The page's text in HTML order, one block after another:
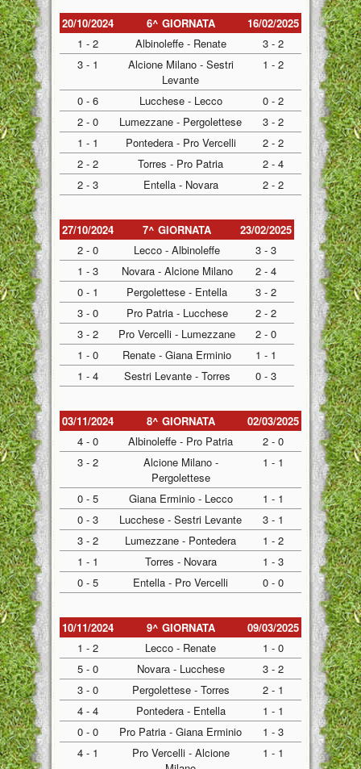
20/10/2024 6^ GIORNATA
16/02/2025
1 - 2
Albinoleffe - Renate
3 - 2
3 - 1
Alcione Milano - Sestri
Levante
1 - 2
0 - 6 Lucchese - Lecco
0 - 2
2 - 0
Lumezzane - Pergolettese
3 - 2
1 - 1
Pontedera - Pro Vercelli
2 - 2
2 - 2
Torres - Pro Patria
2 - 4
2 - 3
Entella - Novara 2 - 2
27/10/2024 7^ GIORNATA
23/02/2025
2 - 0
Lecco - Albinoleffe
3 - 3
1 - 3
Novara - Alcione Milano
2 - 4
0 - 1
Pergolettese - Entella
3 - 2
3 - 0
Pro Patria - Lucchese
2 - 2
3 - 2
Pro Vercelli - Lumezzane
2 - 0
1 - 0
Renate - Giana Erminio
1 - 1
1 - 4
Sestri Levante - Torres 0 - 3
03/11/2024 8^ GIORNATA
02/03/2025
4 - 0
Albinoleffe - Pro Patria
2 - 0
3 - 2
Alcione Milano -
Pergolettese
1 - 1
0 - 5 Giana Erminio - Lecco
1 - 1
0 - 3
Lucchese - Sestri Levante
3 - 1
3 - 2
Lumezzane - Pontedera
1 - 2
1 - 1
Torres - Novara
1 - 3
0 - 5
Entella - Pro Vercelli 0 - 0
10/11/2024 9^ GIORNATA
09/03/2025
1 - 2
Lecco - Renate
1 - 0
5 - 0
Novara - Lucchese
3 - 2
3 - 0
Pergolettese - Torres
2 - 1
4 - 4
Pontedera - Entella
1 - 1
0 - 0
Pro Patria - Giana Erminio
1 - 3
4 - 1
Pro Vercelli - Alcione
1 - 1